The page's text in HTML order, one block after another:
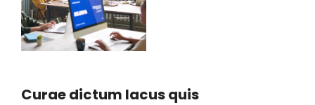
Curae dictum lacus quis